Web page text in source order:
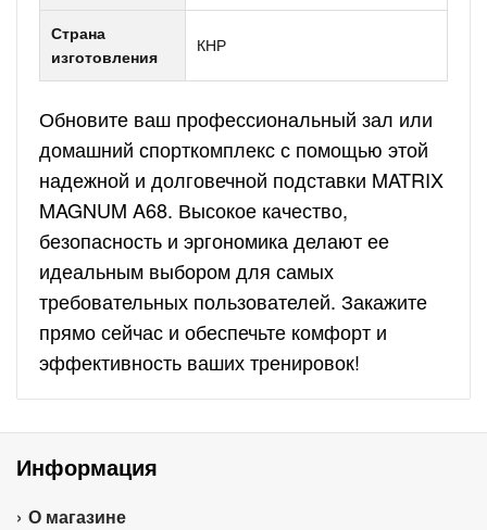
Страна
изготовления
КНР
Обновите ваш профессиональный зал или
домашний спорткомплекс с помощью этой
надежной и долговечной подставки MATRIX
MAGNUM A68. Высокое качество,
безопасность и эргономика делают ее
идеальным выбором для самых
требовательных пользователей. Закажите
прямо сейчас и обеспечьте комфорт и
эффективность ваших тренировок!
Информация
О магазине